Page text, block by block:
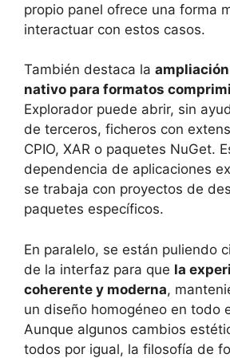
propio panel ofrece una forma
interactuar con estos casos.
También destaca la
nativo para formatos
Explorador puede abrir, sin
de terceros, ficheros con
CPIO, XAR o paquetes NuGet.
dependencia de aplicaciones
se trabaja con proyectos de
paquetes específicos.
En paralelo, se están puliendo
de la interfaz para que la
coherente y moderna,
un diseño homogéneo en todo
Aunque algunos cambios
todos por igual, la filosofía de